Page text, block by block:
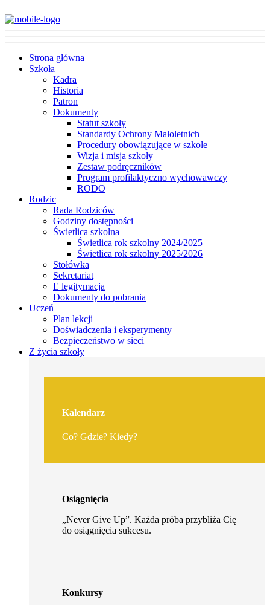
Strona główna
Szkoła
Kadra
Historia
Patron
Dokumenty
Statut szkoły
Standardy Ochrony Małoletnich
Procedury obowiązujące w szkole
Wizja i misja szkoły
Zestaw podręczników
Program profilaktyczno wychowawczy
RODO
Rodzic
Rada Rodziców
Godziny dostępności
Świetlica szkolna
Świetlica rok szkolny 2024/2025
Świetlica rok szkolny 2025/2026
Stołówka
Sekretariat
E legitymacja
Dokumenty do pobrania
Uczeń
Plan lekcji
Doświadczenia i eksperymenty
Bezpieczeństwo w sieci
Z życia szkoły
Kalendarz
Co? Gdzie? Kiedy?
Osiągnięcia
„Never Give Up”. Każda próba przybliża Cię
do osiągnięcia sukcesu.
Konkursy